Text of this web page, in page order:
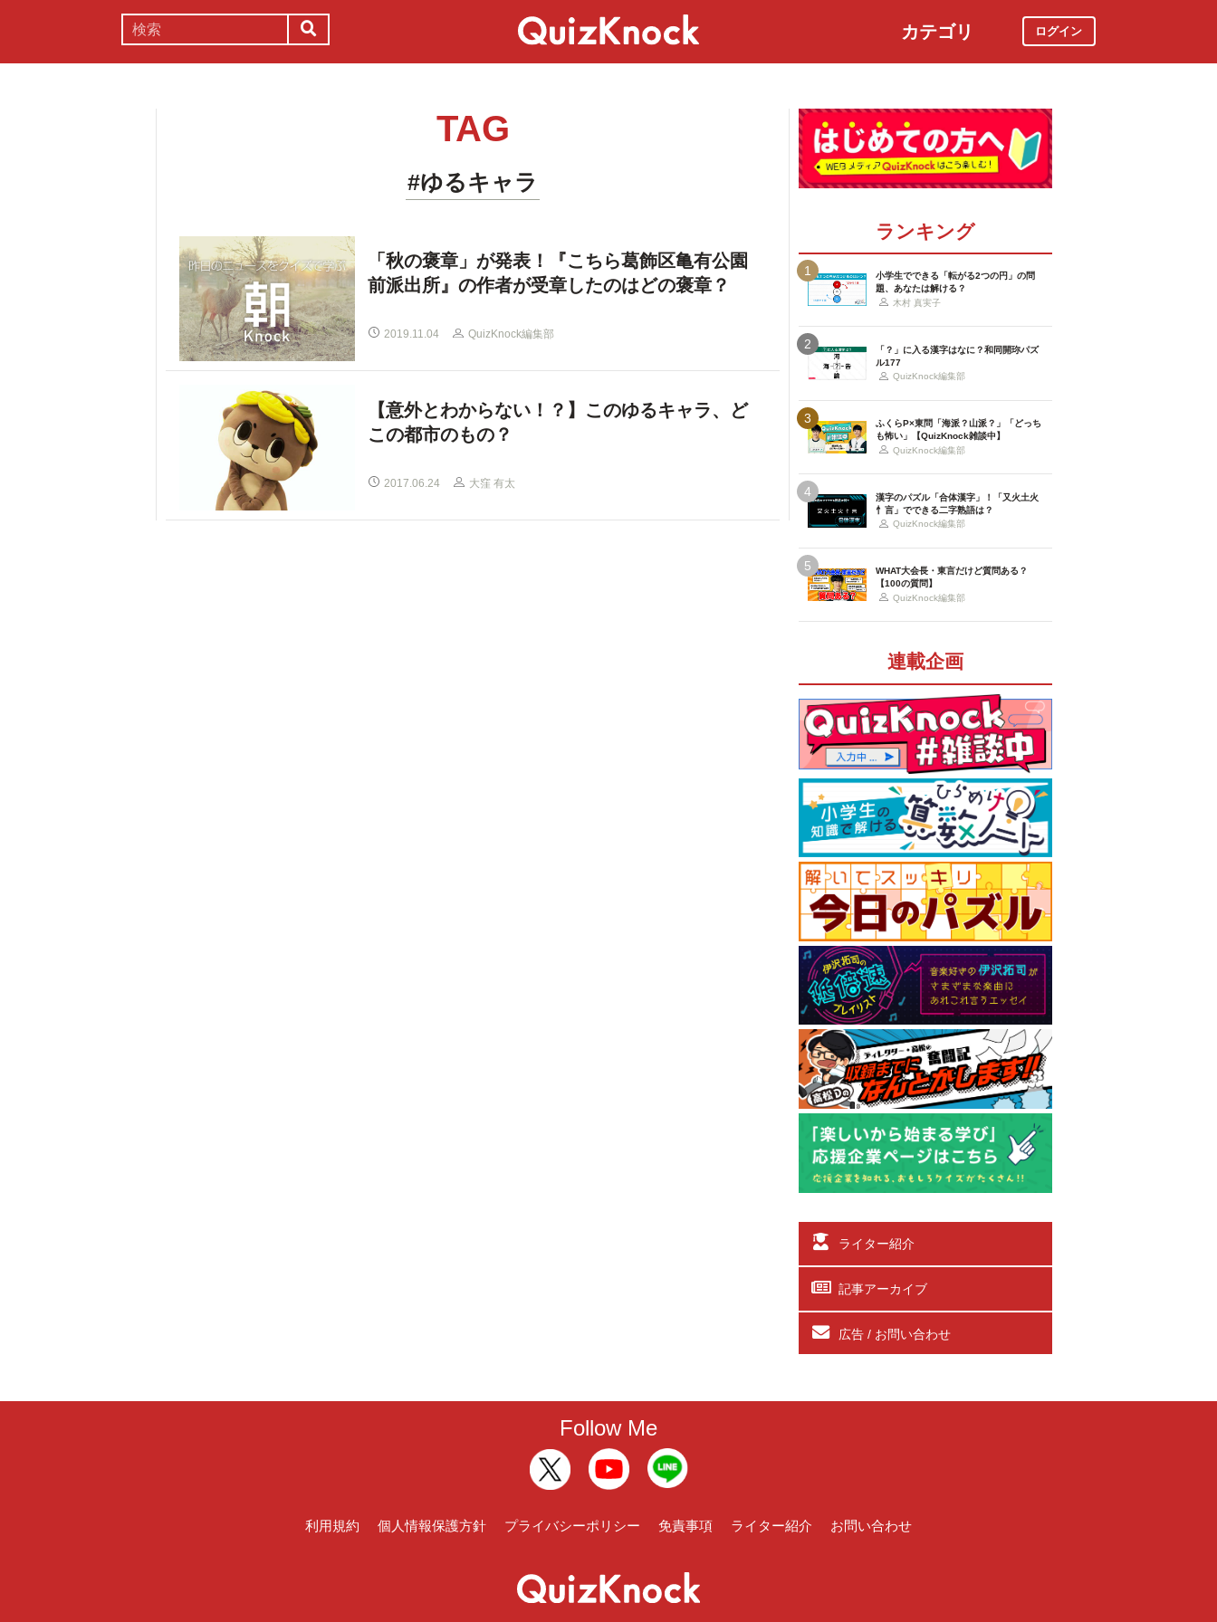
カテゴリ ログイン
TAG
#ゆるキャラ
「秋の褒章」が発表！『こちら葛飾区亀有公園
前派出所』の作者が受章したのはどの褒章？
2019.11.04 QuizKnock編集部
【意外とわからない！？】このゆるキャラ、ど
この都市のもの？
2017.06.24 大窪 有太
ランキング
1
小学生でできる「転がる2つの円」の問
題、あなたは解ける？
木村 真実子
2
「？」に入る漢字はなに？和同開珎パズ
ル177
QuizKnock編集部
3
ふくらP×東問「海派？山派？」「どっち
も怖い」【QuizKnock雑談中】
QuizKnock編集部
4
漢字のパズル「合体漢字」！「又火土火
忄言」でできる二字熟語は？
QuizKnock編集部
5
WHAT大会長・東言だけど質問ある？
【100の質問】
QuizKnock編集部
連載企画
ライター紹介
記事アーカイブ
広告 / お問い合わせ
Follow Me
利用規約 個人情報保護方針 プライバシーポリシー 免責事項 ライター紹介 お問い合わせ